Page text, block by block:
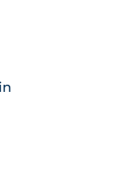
ou dans des